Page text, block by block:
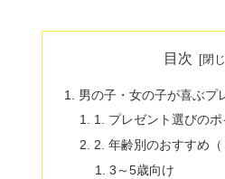
目次
男の子・女の子が喜ぶプ
1. プレゼント選びのポ
2. 年齢別のおすすめ（
3～5歳向け